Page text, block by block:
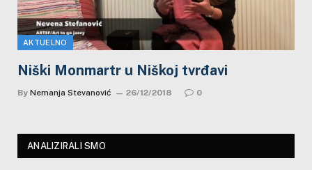
AKTUELNO
Niški Monmartr u Niškoj tvrđavi
By Nemanja Stevanović 26/12/2018 0
ANALIZIRALI SMO